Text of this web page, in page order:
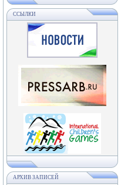
ССЫЛКИ
АРХИВ ЗАПИСЕЙ